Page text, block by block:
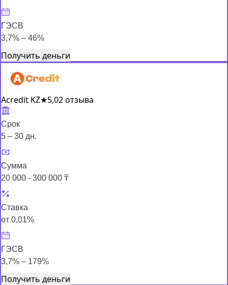
ГЭСВ
3,7% – 46%
Получить деньги
Acredit KZ★5,02 отзыва
Срок
5 – 30 дн.
Сумма
20 000 - 300 000 ₸
Ставка
от 0,01%
ГЭСВ
3,7% – 179%
Получить деньги